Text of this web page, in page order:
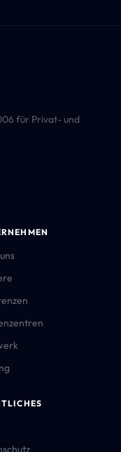
für Privat- und